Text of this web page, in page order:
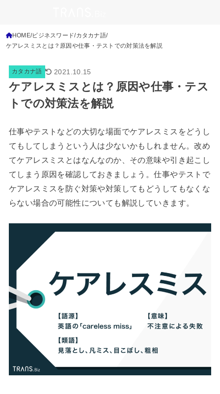
HOME ビジネスワード カタカナ語
ケアレスミスとは？原因や仕事・テストでの対策法を解説
カタカナ語 2021.10.15
ケアレスミスとは？原因や仕事・テス
トでの対策法を解説
仕事やテストなどの大切な場面でケアレスミスをどうし
てもしてしまうという人は少ないかもしれません。改め
てケアレスミスとはなんなのか、その意味や引き起こし
てしまう原因を確認しておきましょう。仕事やテストで
ケアレスミスを防ぐ対策や対策してもどうしてもなくな
らない場合の可能性についても解説していきます。